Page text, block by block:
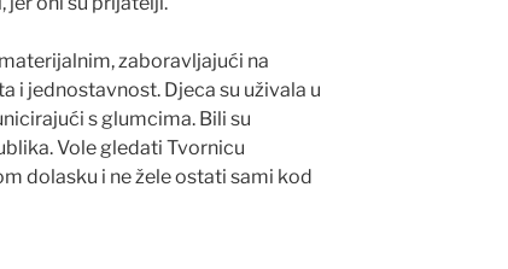
zaboravljajući na
i jednostavnost. Djeca su uživala u
s glumcima. Bili su
Vole gledati Tvornicu
dolasku i ne žele ostati sami kod